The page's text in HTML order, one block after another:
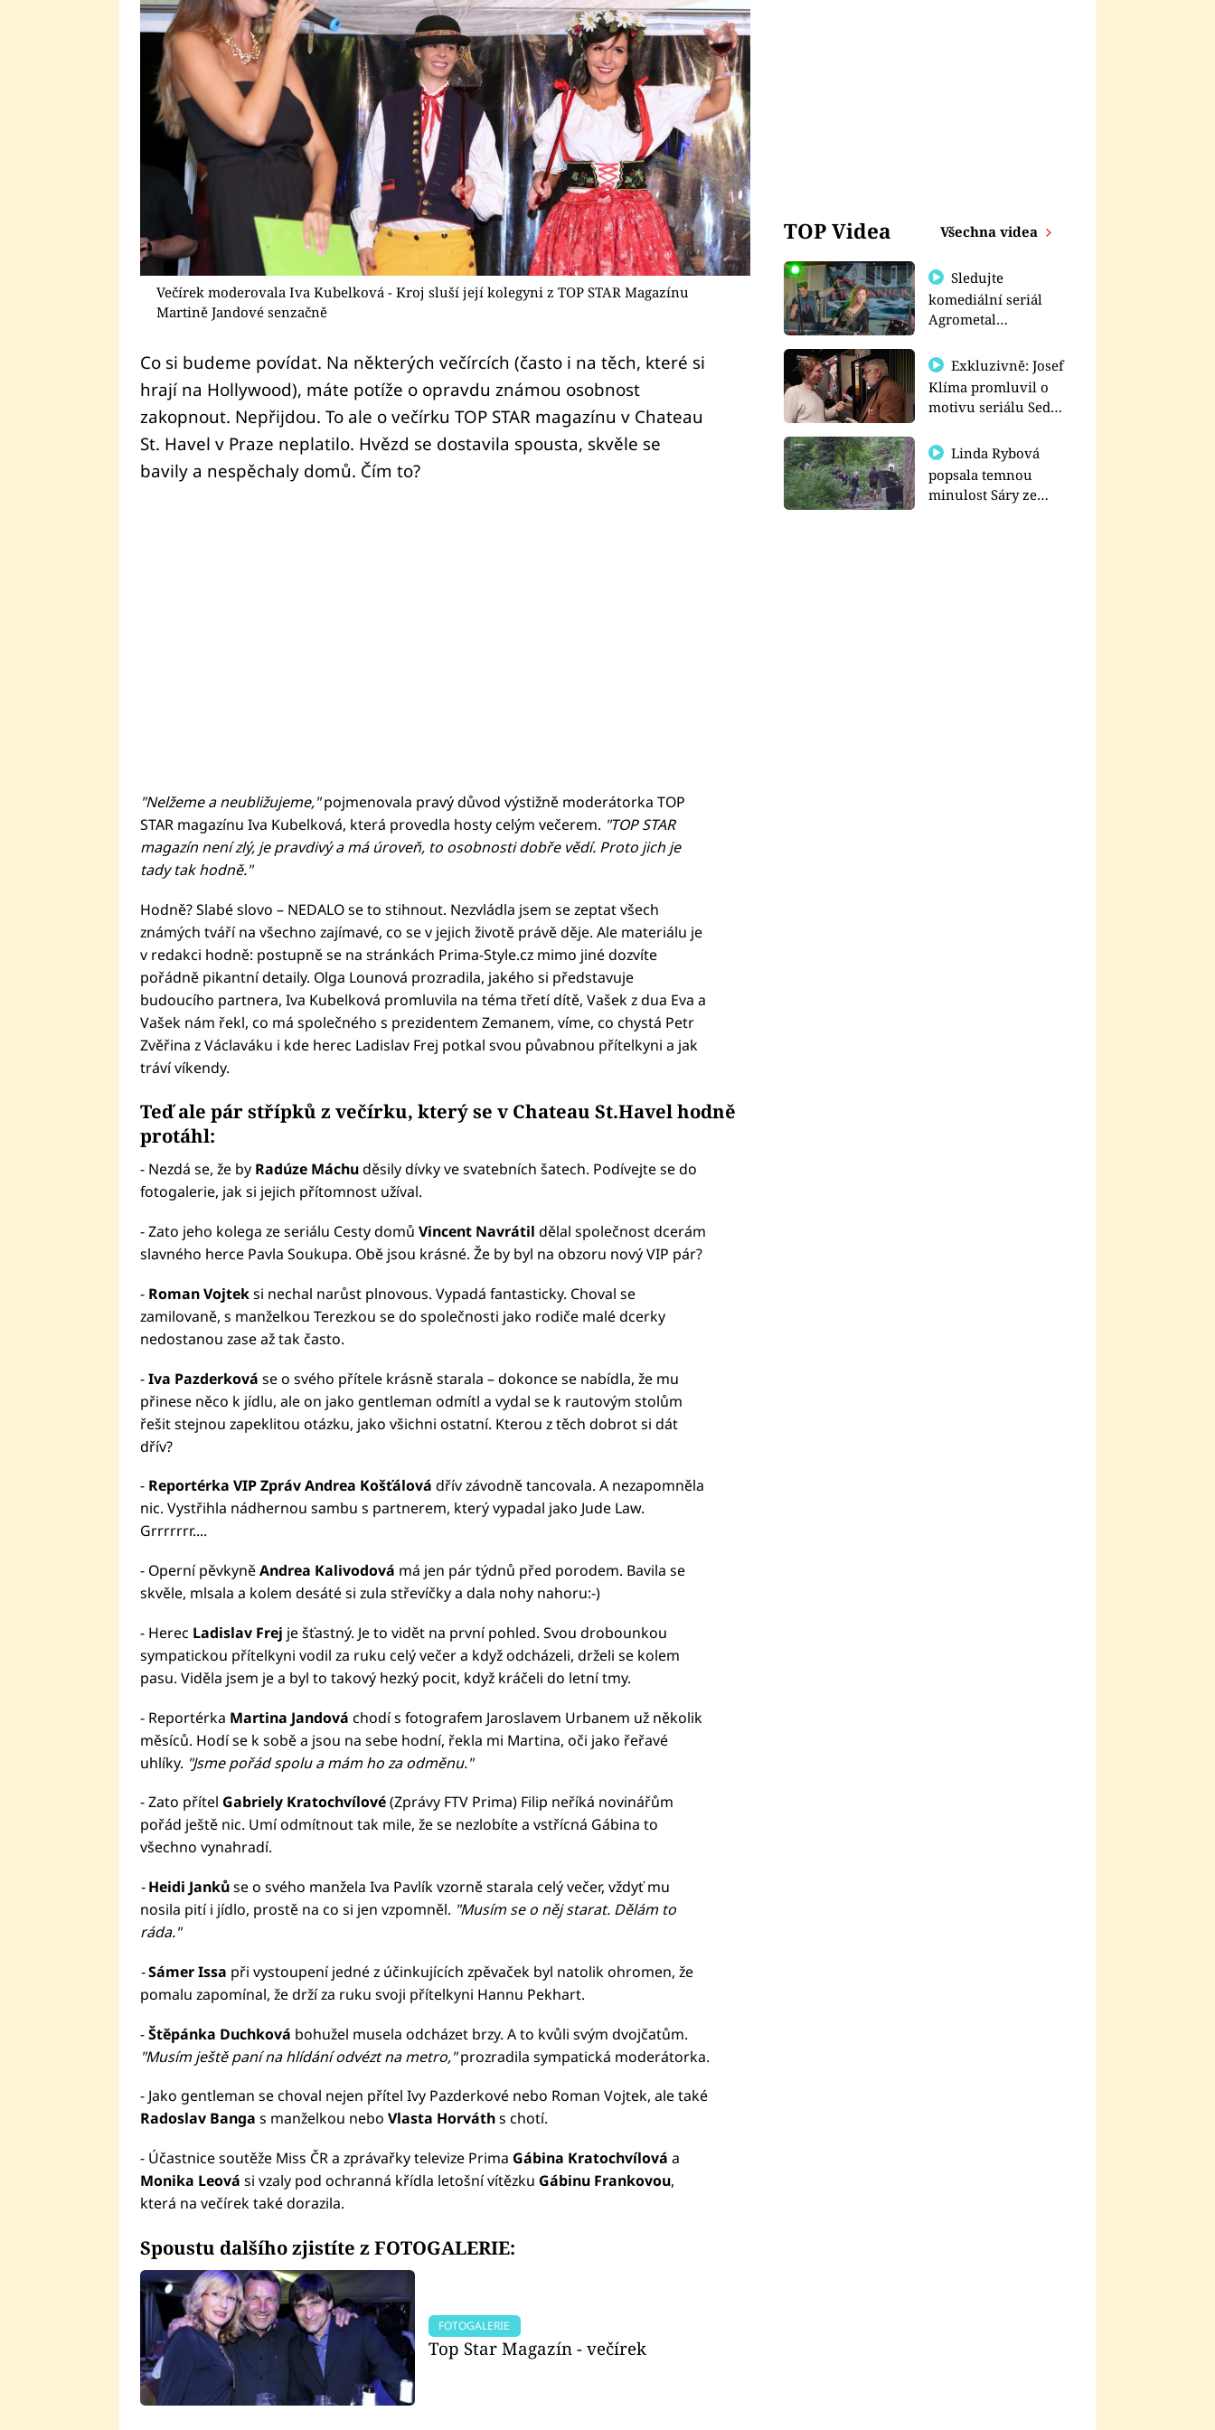
Večírek moderovala Iva Kubelková - Kroj sluší její kolegyni z TOP STAR Magazínu
Martině Jandové senzačně
Co si budeme povídat. Na některých večírcích (často i na těch, které si
hrají na Hollywood), máte potíže o opravdu známou osobnost
zakopnout. Nepřijdou. To ale o večírku TOP STAR magazínu v Chateau
St. Havel v Praze neplatilo. Hvězd se dostavila spousta, skvěle se
bavily a nespěchaly domů. Čím to?
"Nelžeme a neubližujeme,"pojmenovala pravý důvod výstižně moderátorka TOP
STAR magazínu Iva Kubelková, která provedla hosty celým večerem. "TOP STAR
magazín není zlý, je pravdivý a má úroveň, to osobnosti dobře vědí. Proto jich je
tady tak hodně."
Hodně? Slabé slovo – NEDALO se to stihnout. Nezvládla jsem se zeptat všech
známých tváří na všechno zajímavé, co se v jejich životě právě děje. Ale materiálu je
v redakci hodně: postupně se na stránkách Prima-Style.cz mimo jiné dozvíte
pořádně pikantní detaily. Olga Lounová prozradila, jakého si představuje
budoucího partnera, Iva Kubelková promluvila na téma třetí dítě, Vašek z dua Eva a
Vašek nám řekl, co má společného s prezidentem Zemanem, víme, co chystá Petr
Zvěřina z Václaváku i kde herec Ladislav Frej potkal svou půvabnou přítelkyni a jak
tráví víkendy.
Teď ale pár střípků z večírku, který se v Chateau St.Havel hodně
protáhl:
- Nezdá se, že by Radúze Máchuděsily dívky ve svatebních šatech. Podívejte se do
fotogalerie, jak si jejich přítomnost užíval.
- Zato jeho kolega ze seriálu Cesty domů Vincent Navrátil dělal společnost dcerám
slavného herce Pavla Soukupa. Obě jsou krásné. Že by byl na obzoru nový VIP pár?
- Roman Vojteksi nechal narůst plnovous. Vypadá fantasticky. Choval se
zamilovaně, s manželkou Terezkou se do společnosti jako rodiče malé dcerky
nedostanou zase až tak často.
-Iva Pazderková se o svého přítele krásně starala – dokonce se nabídla, že mu
přinese něco k jídlu, ale on jako gentleman odmítl a vydal se k rautovým stolům
řešit stejnou zapeklitou otázku, jako všichni ostatní. Kterou z těch dobrot si dát
dřív?
- Reportérka VIP Zpráv Andrea Košťálová dřív závodně tancovala. A nezapomněla
nic. Vystřihla nádhernou sambu s partnerem, který vypadal jako Jude Law.
Grrrrrrr....
- Operní pěvkyněAndrea Kalivodová má jen pár týdnů před porodem. Bavila se
skvěle, mlsala a kolem desáté si zula střevíčky a dala nohy nahoru:-)
- Herec Ladislav Frej je šťastný. Je to vidět na první pohled. Svou drobounkou
sympatickou přítelkyni vodil za ruku celý večer a když odcházeli, drželi se kolem
pasu. Viděla jsem je a byl to takový hezký pocit, když kráčeli do letní tmy.
- Reportérka Martina Jandová chodí s fotografem Jaroslavem Urbanem už několik
měsíců. Hodí se k sobě a jsou na sebe hodní, řekla mi Martina, oči jako řeřavé
uhlíky. "Jsme pořád spolu a mám ho za odměnu."
- Zato přítel Gabriely Kratochvílové(Zprávy FTV Prima) Filip neříká novinářům
pořád ještě nic. Umí odmítnout tak mile, že se nezlobíte a vstřícná Gábina to
všechno vynahradí.
-Heidi Jankůse o svého manžela Iva Pavlík vzorně starala celý večer, vždyť mu
nosila pití i jídlo, prostě na co si jen vzpomněl. "Musím se o něj starat. Dělám to
ráda."
-Sámer Issa při vystoupení jedné z účinkujících zpěvaček byl natolik ohromen, že
pomalu zapomínal, že drží za ruku svoji přítelkyni Hannu Pekhart.
-Štěpánka Duchková bohužel musela odcházet brzy. A to kvůli svým dvojčatům.
"Musím ještě paní na hlídání odvézt na metro,"prozradila sympatická moderátorka.
- Jako gentleman se choval nejen přítel Ivy Pazderkové nebo Roman Vojtek, ale také
Radoslav Banga s manželkou nebo Vlasta Horváths chotí.
- Účastnice soutěže Miss ČR a zprávařky televize Prima Gábina Kratochvílová a
Monika Leová si vzaly pod ochranná křídla letošní vítězku Gábinu Frankovou,
která na večírek také dorazila.
Spoustu dalšího zjistíte z FOTOGALERIE:
FOTOGALERIE
Top Star Magazín - večírek
TOP Videa Všechna videa
Sledujte
komediální seriál
Agrometal
prima+
Exkluzivně: Josef
Klíma promluvil o
motivu seriálu Sedm
Linda Rybová
popsala temnou
minulost Sáry ze